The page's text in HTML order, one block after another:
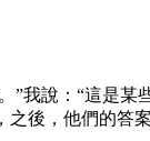
”我說：“這是
後，他們的答